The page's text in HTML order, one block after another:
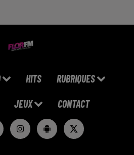
HITS RUBRIQUES
JEUX CONTACT